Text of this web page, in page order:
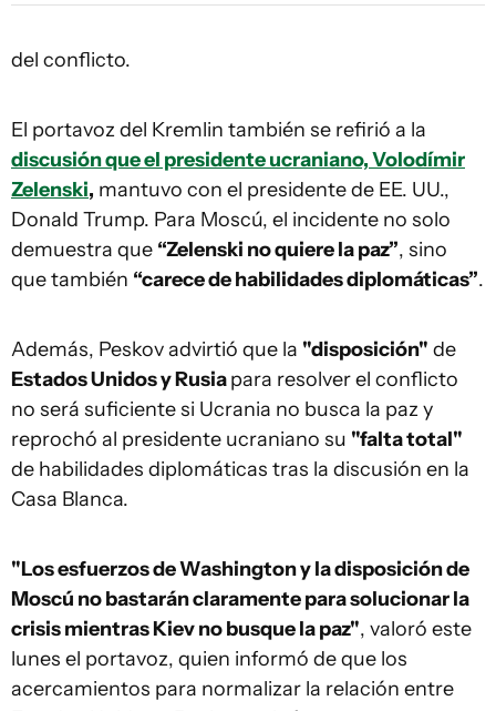
del conflicto.
El portavoz del Kremlin también se refirió a la
discusión que el presidente ucraniano, Volodímir
Zelenski, mantuvo con el presidente de EE. UU.,
Donald Trump. Para Moscú, el incidente no solo
demuestra que “Zelenski no quiere la paz”, sino
que también “carece de habilidades diplomáticas”.
Además, Peskov advirtió que la "disposición" de
Estados Unidos y Rusiapara resolver el conflicto
no será suficiente si Ucrania no busca la paz y
reprochó al presidente ucraniano su "falta total"
de habilidades diplomáticas tras la discusión en la
Casa Blanca.
"Los esfuerzos de Washington y la disposición de
Moscú no bastarán claramente para solucionar la
crisis mientras Kiev no busque la paz", valoró este
lunes el portavoz, quien informó de que los
acercamientos para normalizar la relación entre